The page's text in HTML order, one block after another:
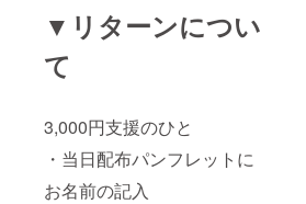
▼リターンについ
て
3,000円支援のひと
・当日配布パンフレットに
お名前の記入